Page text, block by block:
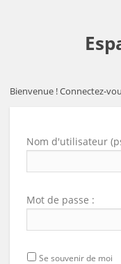
Bienvenue ! Connectez-
Nom d'utilisateur
Mot de passe :
Se souvenir de moi